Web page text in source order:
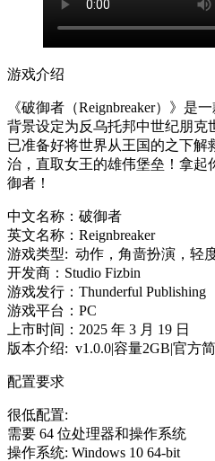
游戏介绍
《破御者（Reignbreaker）》是
背景设定为反乌托邦中世纪朋克
已准备好将世界从王国的之下解
治，直取女王的雄伟堡垒！拿起
御者！
中文名称：破御者
英文名称：Reignbreaker
游戏类型: 动作，角啬扮演，轻
开发商：Studio Fizbin
游戏发行：Thunderful Publishing
游戏平台：PC
上市时间：2025 年 3 月 19 日
版本介绍: v1.0.0|容量2GB|官方
配置要求
很低配置:
需要 64 位处理器和操作系统
操作系统: Windows 10 64-bit